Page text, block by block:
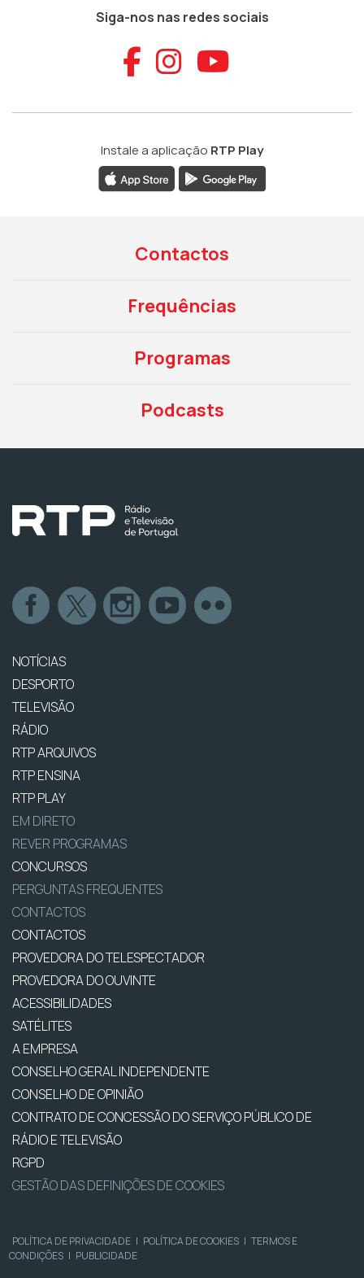
Siga-nos nas redes sociais
Aceder ao
Aceder ao
Aceder
Instale a aplicação RTP Play
Contactos
Frequências
Programas
Podcasts
NOTÍCIAS
DESPORTO
TELEVISÃO
RÁDIO
RTP ARQUIVOS
RTP ENSINA
RTP PLAY
EM DIRETO
REVER PROGRAMAS
CONCURSOS
PERGUNTAS FREQUENTES
CONTACTOS
CONTACTOS
PROVEDORA DO TELESPECTADOR
PROVEDORA DO OUVINTE
ACESSIBILIDADES
SATÉLITES
A EMPRESA
CONSELHO GERAL INDEPENDENTE
CONSELHO DE OPINIÃO
CONTRATO DE CONCESSÃO DO SERVIÇO PÚBLICO DE
RÁDIO E TELEVISÃO
RGPD
GESTÃO DAS DEFINIÇÕES DE COOKIES
POLÍTICA DE PRIVACIDADE | POLÍTICA DE COOKIES | TERMOS E
CONDIÇÕES | PUBLICIDADE